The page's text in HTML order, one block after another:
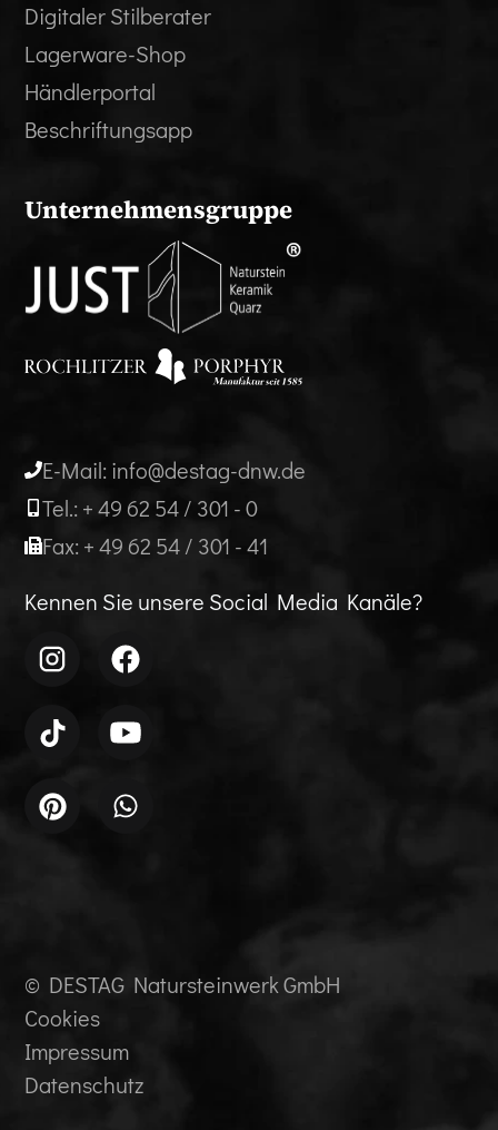
Digitaler Stilberater
Lagerware-Shop
Händlerportal
Beschriftungsapp
Unternehmensgruppe
E-Mail: info@destag-dnw.de
Tel.: + 49 62 54 / 301 - 0
Fax: + 49 62 54 / 301 - 41
Kennen Sie unsere Social Media Kanäle?
© DESTAG Natursteinwerk GmbH
Cookies
Impressum
Datenschutz